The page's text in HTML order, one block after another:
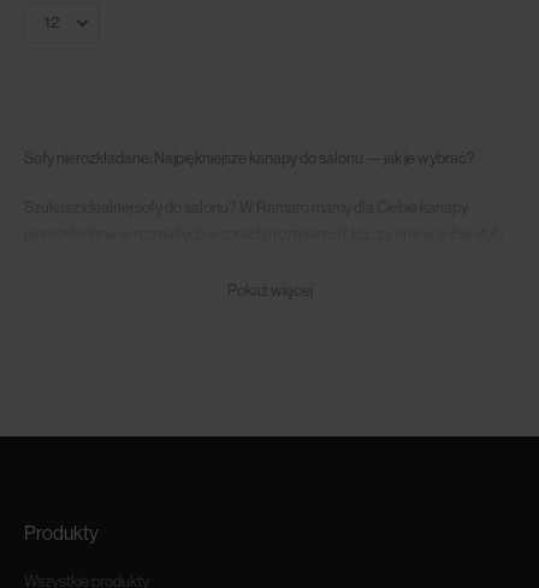
Sofy nierozkładane: Najpiękniejsze kanapy do salonu — jak je wybrać?
wypoczynkowy swoich marzeń, a następnie znajdź go razem z nami!
właśnie na niej. Poranny przegląd prasy robisz na kanapie, siedząc wygodnie
książki, tworzą prace plastyczne czy urządzają szalone wygibasy. Sofa w
Pokaż więcej
Produkty
Wszystkie produkty